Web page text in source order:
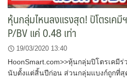
หุ้นกลุ่มไหนลงแรงสุด! ปิโตรเค
P/BV แค่ 0.48 เท่า
19/03/2020 13:40
HoonSmart.com>>หุ้นกลุ่มปิโตรเคมีร่
นับตั้งแต่สิ้นปีก่อน ส่วนกลุ่มแบงก์ถูกที่สุด